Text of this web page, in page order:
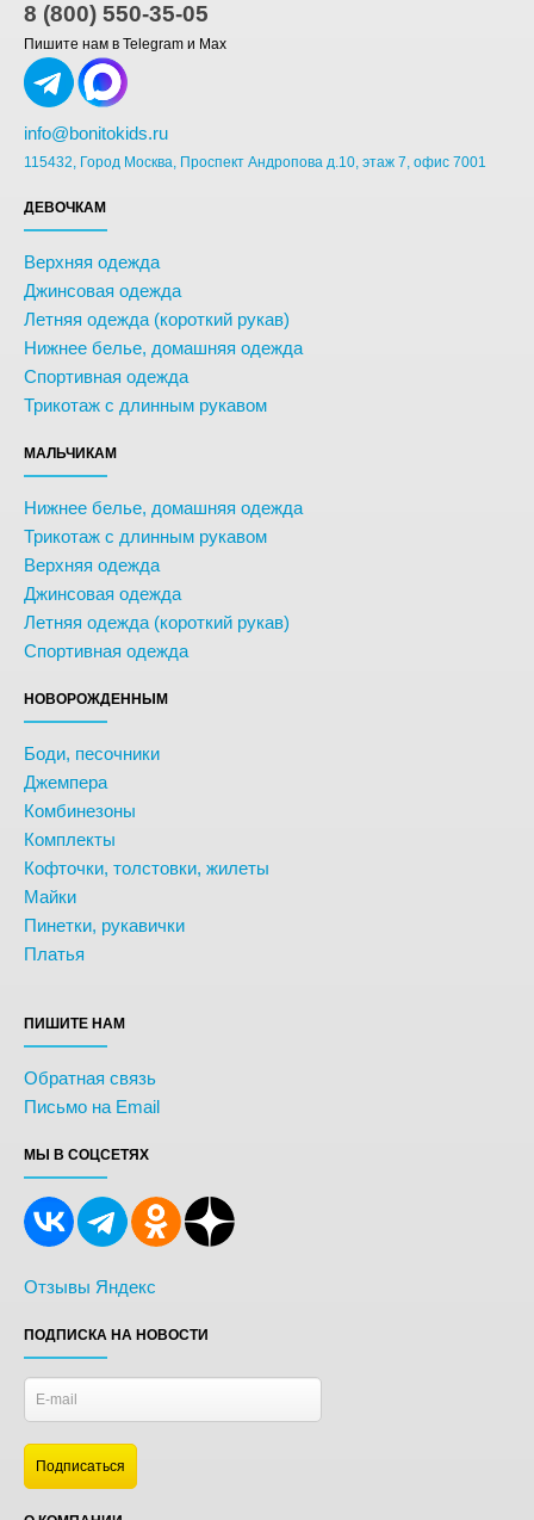
8 (800) 550-35-05
Пишите нам в Telegram и Max
info@bonitokids.ru
115432, Город Москва, Проспект Андропова д.10, этаж 7, офис 7001
ДЕВОЧКАМ
Верхняя одежда
Джинсовая одежда
Летняя одежда (короткий рукав)
Нижнее белье, домашняя одежда
Спортивная одежда
Трикотаж с длинным рукавом
МАЛЬЧИКАМ
Нижнее белье, домашняя одежда
Трикотаж с длинным рукавом
Верхняя одежда
Джинсовая одежда
Летняя одежда (короткий рукав)
Спортивная одежда
НОВОРОЖДЕННЫМ
Боди, песочники
Джемпера
Комбинезоны
Комплекты
Кофточки, толстовки, жилеты
Майки
Пинетки, рукавички
Платья
ПИШИТЕ НАМ
Обратная связь
Письмо на Email
МЫ В СОЦСЕТЯХ
Отзывы Яндекс
ПОДПИСКА НА НОВОСТИ